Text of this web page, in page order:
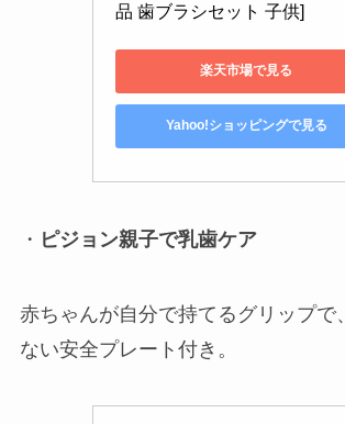
品 歯ブラシセット 子供]
楽天市場で見る
Yahoo!ショッピングで見る
・ ピジョン親子で乳歯ケア
赤ちゃんが自分で持てるグリップで
ない安全プレート付き。